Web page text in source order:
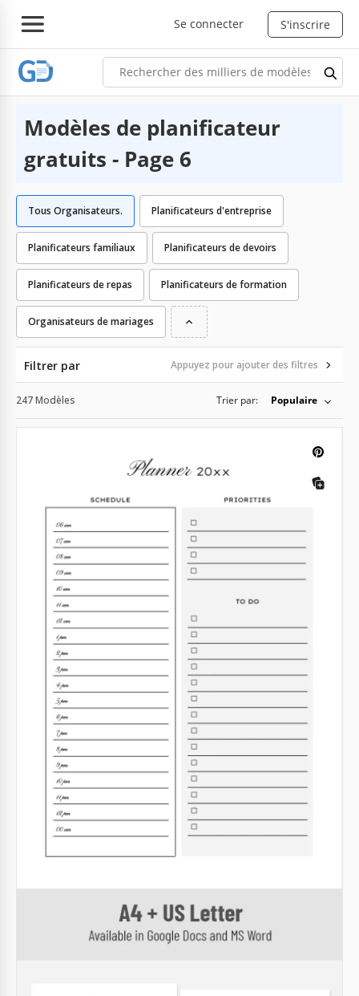
Se connecter S'inscrire
Modèles de planificateur
gratuits - Page 6
Tous Organisateurs. Planificateurs d'entreprise
Planificateurs familiaux Planificateurs de devoirs
Planificateurs de repas Planificateurs de formation
Organisateurs de mariages
Filtrer par Appuyez pour ajouter des filtres
247 Modèles Trier par: Populaire